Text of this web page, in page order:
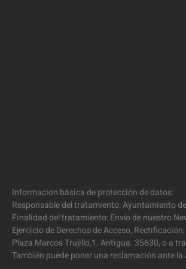
Información básica de protección de datos:
Responsable del tratamiento: Ayuntamiento
Finalidad del tratamiento: Envío de nuestro
Ejercicio de Derechos de Acceso,
Plaza Marcos Trujillo,1. Antigua. 35630, o a
También puede poner una reclamación ante